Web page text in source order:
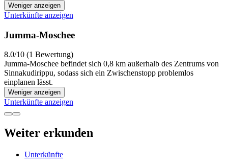
Weniger anzeigen
Unterkünfte anzeigen
Jumma-Moschee
8.0/10 (1 Bewertung)
Jumma-Moschee befindet sich 0,8 km außerhalb des Zentrums von
Sinnakudirippu, sodass sich ein Zwischenstopp problemlos
einplanen lässt.
Weniger anzeigen
Unterkünfte anzeigen
Weiter erkunden
Unterkünfte